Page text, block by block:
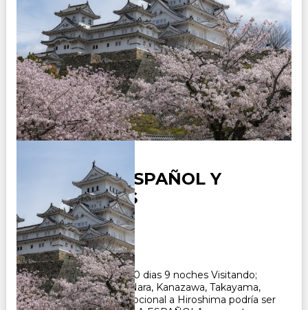
JAPON EN ESPAÑOL Y
PORTUGUES
Duración:
10Días9Noches
Paquete Turistico de 10 dias 9 noches Visitando;
Tokio, Hakone, Kioto, Nara, Kanazawa, Takayama,
Gero, Osaka, El tour opcional a Hiroshima podría ser